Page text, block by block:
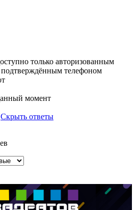
только авторизованным
подтверждённым телефоном
момент
Скрыть ответы